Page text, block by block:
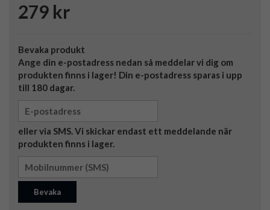
279 kr
Bevaka produkt
Ange din e-postadress nedan så meddelar vi dig om
produkten finns i lager! Din e-postadress sparas i upp
till 180 dagar.
eller via SMS. Vi skickar endast ett meddelande när
produkten finns i lager.
Bevaka